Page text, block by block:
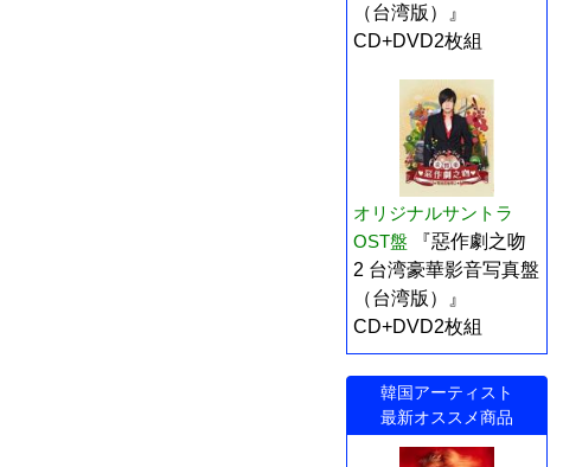
（台湾版）』
CD+DVD2枚組
オリジナルサントラ
OST盤
『惡作劇之吻
2 台湾豪華影音写真盤
（台湾版）』
CD+DVD2枚組
韓国アーティスト
最新オススメ商品